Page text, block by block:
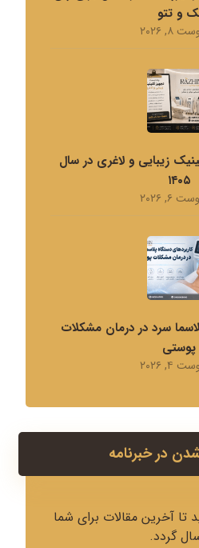
و تتو
۸, ۲۰۲۶
زیبایی و لاغری در سال
۱۴۰۵
۶, ۲۰۲۶
سرد در درمان مشکلات
پوستی
۴, ۲۰۲۶
در خبرنامه
تا آخرین مقالات برای شما
گردد.